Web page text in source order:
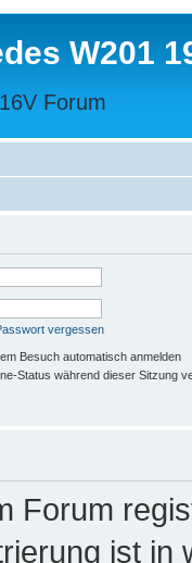
W201
Forum
vergessen
Besuch automatisch anmelden
Status während dieser Sitzung
Forum
ist in